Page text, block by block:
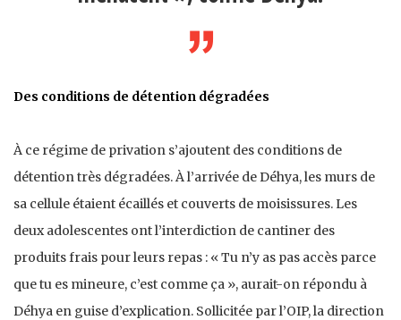
Des conditions de détention dégradées
À ce régime de privation s’ajoutent des conditions de
détention très dégradées. À l’arrivée de Déhya, les murs de
sa cellule étaient écaillés et couverts de moisissures. Les
deux adolescentes ont l’interdiction de cantiner des
produits frais pour leurs repas : « Tu n’y as pas accès parce
que tu es mineure, c’est comme ça », aurait-on répondu à
Déhya en guise d’explication. Sollicitée par l’OIP, la direction